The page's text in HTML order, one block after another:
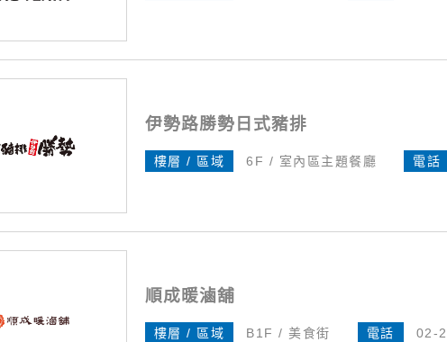
伊勢路勝勢日式豬排
樓層 / 區域 6F / 室內區主題餐廳 電話
順成暖滷舖
樓層 / 區域 B1F / 美食街 電話 02-